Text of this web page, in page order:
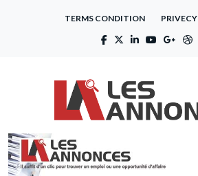
TERMS CONDITION PRIVECY